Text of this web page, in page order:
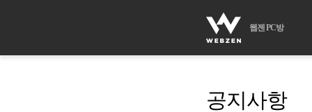
웹젠 PC방
공지사항